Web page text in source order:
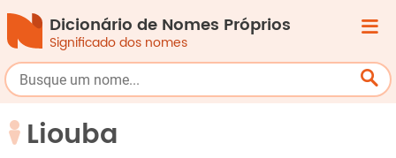
Dicionário de Nomes Próprios
Significado dos nomes
Liouba